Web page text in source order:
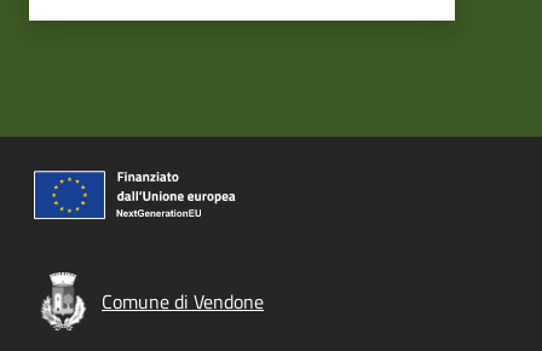
Comune di Vendone